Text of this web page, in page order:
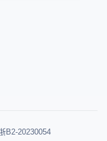
B2-20230054